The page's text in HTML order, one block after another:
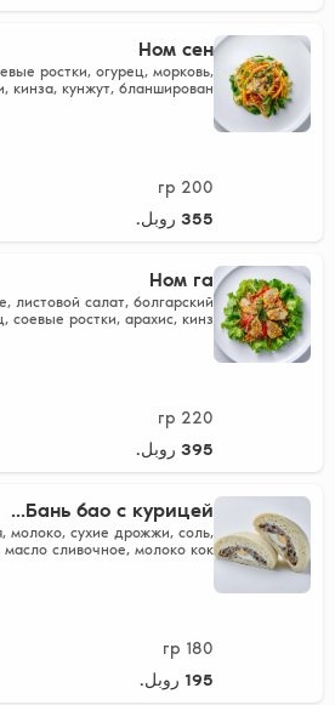
Ном сен
ростки, огурец, морковь,
кинза, кунжут, бланширован..
200 гр
355 روبل.
Ном га
листовой салат, болгарский
соевые ростки, арахис, кинз..
220 гр
395 روبل.
Бань бао с курицей...
молоко, сухие дрожжи, соль,
сливочное, молоко кок..
180 гр
195 روبل.